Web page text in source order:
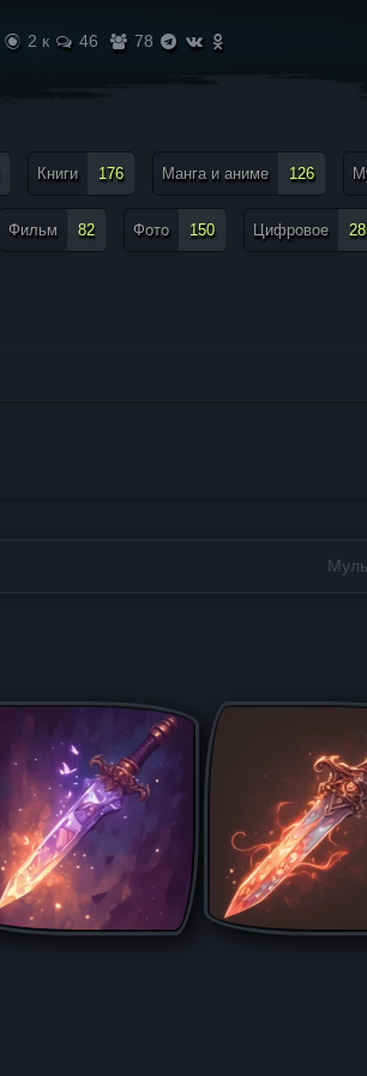
2 к 46 78
Книги 176 Манга и аниме 126
Фильм 82 Фото 150 Цифровое